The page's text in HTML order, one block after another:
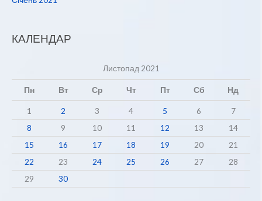
КАЛЕНДАР
Листопад 2021
Пн Вт Ср Чт Пт Сб Нд
1 2 3 4 5 6
7
8
9 10 11 12 13
14
15
16 17 18 19 20
21
22
23 24 25 26 27
28
29
30